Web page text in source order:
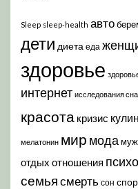
Sleep sleep-health авто
дети диета еда
здоровье
интернет исследования сна
красота кризис
мелатонин мир мода
отдых отношения
семья смерть сон